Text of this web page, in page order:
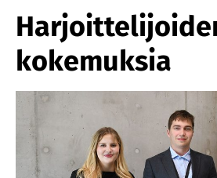
kokemuksia